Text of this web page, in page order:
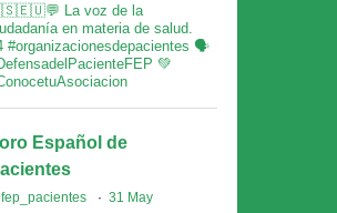
La voz de la
en materia de salud.
#organizacionesdepacientes 🗣
💚
Español de
· 31 May